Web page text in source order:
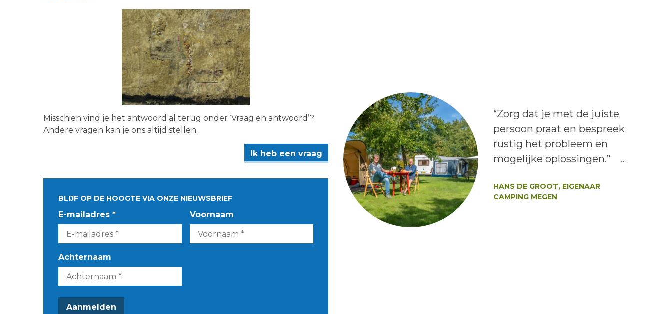
Misschien vind je het antwoord al terug onder ‘Vraag en antwoord’?
Andere vragen kan je ons altijd stellen.
Ik heb een vraag
BLIJF OP DE HOOGTE VIA ONZE NIEUWSBRIEF
E-mailadres * Voornaam
Achternaam
Lees het bericht:
“Zorg dat je met de juiste
persoon praat en bespreek
rustig het probleem en
mogelijke oplossingen.” ..
HANS DE GROOT, EIGENAAR
CAMPING MEGEN